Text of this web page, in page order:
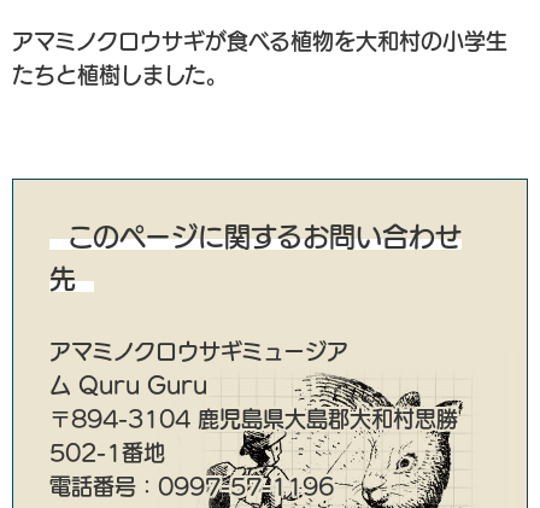
アマミノクロウサギが食べる植物を大和村の小学生
たちと植樹しました。
このページに関するお問い合わせ
先
アマミノクロウサギミュージア
ム Quru Guru
〒894-3104 鹿児島県大島郡大和村思勝
502-1番地
電話番号：0997-57-1196